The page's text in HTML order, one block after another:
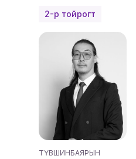
2-р тойрогт
ТҮВШИНБАЯРЫН